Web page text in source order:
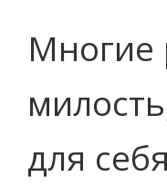
Многие
для